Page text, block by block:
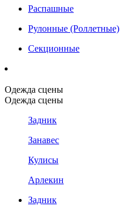
Распашные
Рулонные (Роллетные)
Секционные
Одежда сцены
Одежда сцены
Задник
Занавес
Кулисы
Арлекин
Задник